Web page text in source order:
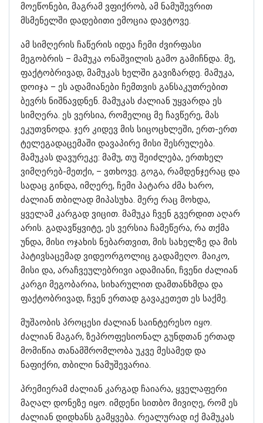
მოეწონები, მაგრამ ვფიქრობ, ამ ნამუშევრით
მსმენელში დადებითი ემოცია დავტოვე.
ამ სიმღერის ჩაწერის იდეა ჩემი ძვირფასი
მეგობრის – მამუკა ონაშვილის გამო გამიჩნდა. მე,
ფაქტობრივად, მამუკას ხელში გავიზარდე. მამუკა,
დოიჯა – ეს ადამიანები ჩემთვის განსაკუთრებით
ბევრს ნიშნავდნენ. მამუკას ძალიან უყვარდა ეს
სიმღერა. ეს ვერსია, რომელიც მე ჩავწერე, მას
ეკუთვნოდა. ჯერ კიდევ მის სიცოცხლეში, ერთ-ერთ
ტელეგადაცემაში დავაპირე მისი შესრულება.
მამუკას დავურეკე: მამუ, თუ შეიძლება, ერთხელ
ვიმღერებ-მეთქი, – ვთხოვე. გოგა, რამდენჯერაც და
სადაც გინდა, იმღერე, ჩემი პატარა ძმა ხარო,
ძალიან თბილად მიპასუხა. მერე რაც მოხდა,
ყველამ კარგად ვიცით. მამუკა ჩვენ გვერდით აღარ
არის. გადავწყვიტე, ეს ვერსია ჩამეწერა, რა თქმა
უნდა, მისი ოჯახის ნებართვით, მის სახელზე და მის
პატივსაცემად ვიდეორგოლიც გადამეღო. მაიკო,
მისი და, არაჩვეულებრივი ადამიანი, ჩვენი ძალიან
კარგი მეგობარია, სიხარულით დამთანხმდა და
ფაქტობრივად, ჩვენ ერთად გავაკეთეთ ეს საქმე.
მუშაობის პროცესი ძალიან საინტერესო იყო.
ძალიან მაგარ, ზეპროფესიონალ გუნდთან ერთად
მომიწია თანამშრომლობა უკვე მესამედ და
ნაფიქრი, თბილი ნამუშევარია.
პრემიერამ ძალიან კარგად ჩაიარა, ყველაფერი
მაღალ დონეზე იყო. იმდენი სითბო მივიღე, რომ ეს
ძალიან დიდხანს გამყვება. რეალურად იქ მამუკას